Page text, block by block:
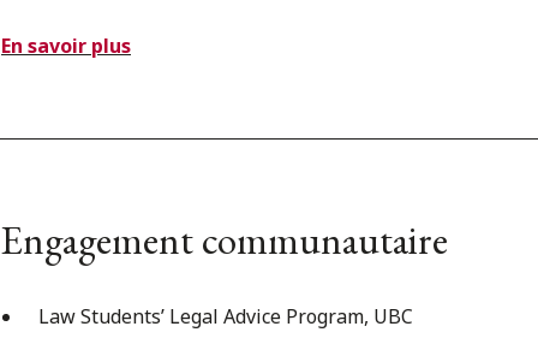
En savoir plus
Engagement communautaire
Law Students’ Legal Advice Program, UBC